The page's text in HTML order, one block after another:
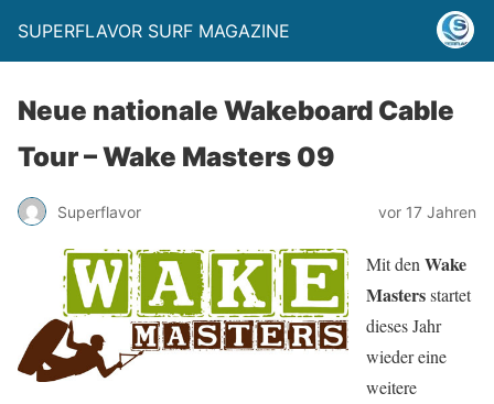
SUPERFLAVOR SURF MAGAZINE
Neue nationale Wakeboard Cable
Tour – Wake Masters 09
Superflavor vor 17 Jahren
Mit den Wake
Mastersstartet
dieses Jahr
wieder eine
weitere